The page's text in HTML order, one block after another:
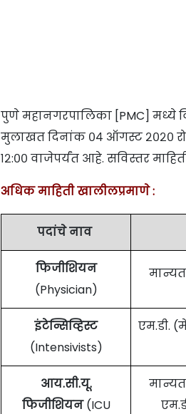
पुणे महानगरपालिका [PMC] मध्ये
मुलाखत दिनांक ०४ ऑगस्ट २०२०
१२:०० वाजेपर्यंत आहे. सविस्तर
अधिक माहिती खालीलप्रमाणे :
पदांचे नाव
फिजीशियन
(Physician)
इंटेन्सिव्हिस्ट
(Intensivists)
एम.डी.
आय.सी.यू.
फिजीशियन(ICU